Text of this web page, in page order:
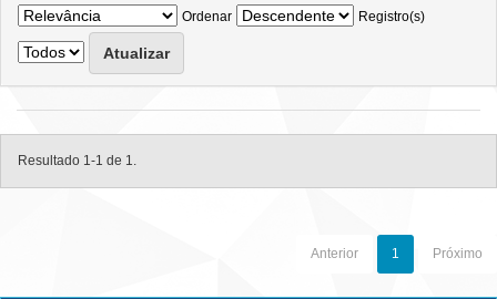
Ordenar
Registro(s)
Resultado 1-1 de 1.
Anterior 1 Próximo